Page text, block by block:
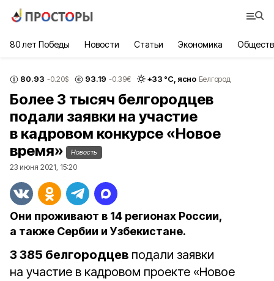
80 лет Победы Новости Статьи Экономика
80.93 -0.20$ 93.19 -0.39€ +33 °С, ясно Белгород
Более 3 тысяч белгородцев
подали заявки на участие
в кадровом конкурсе «Новое
время»
Новость
23 июня 2021, 15:20
Они проживают в 14 регионах России,
а также Сербии и Узбекистане.
3 385 белгородцев подали заявки
на участие в кадровом проекте «Новое